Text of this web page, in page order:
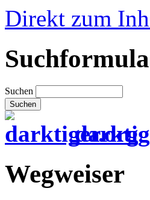
Direkt zum
Suchen
Wegweiser